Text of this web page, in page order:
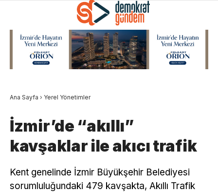
Ana Sayfa › Yerel Yönetimler
İzmir’de “akıllı”
kavşaklar ile akıcı trafik
Kent genelinde İzmir Büyükşehir Belediyesi
sorumluluğundaki 479 kavşakta, Akıllı Trafik